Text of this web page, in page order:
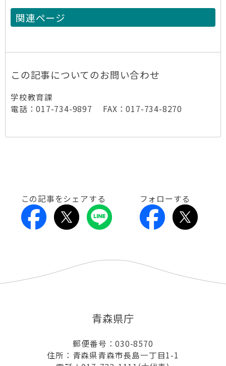
関連ページ
この記事についてのお問い合わせ
学校教育課
電話：017-734-9897 FAX：017-734-8270
この記事をシェアする フォローする
青森県庁
郵便番号：030-8570
住所：青森県青森市長島一丁目1-1